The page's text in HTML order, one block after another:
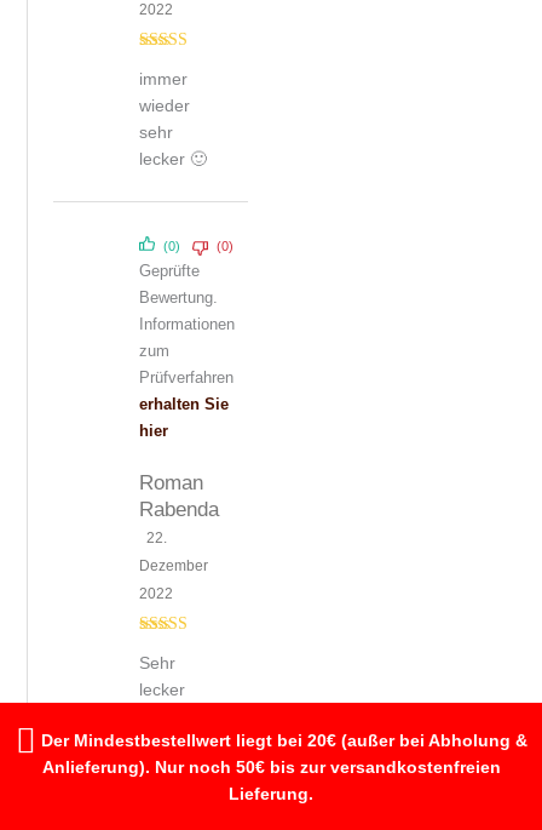
Der Mindestbestellwert liegt bei 20€ (außer bei Abholung &
Anlieferung). Nur noch 50€ bis zur versandkostenfreien
Lieferung.
5von 5
2022
immer
wieder
sehr
lecker 🙂
5von 5
Roman
Rabenda
22.
Dezember
2022
Sehr
lecker
(0) (0)
Geprüfte
Bewertung.
Informationen
zum
Prüfverfahren
erhalten Sie
hier
(0) (0)